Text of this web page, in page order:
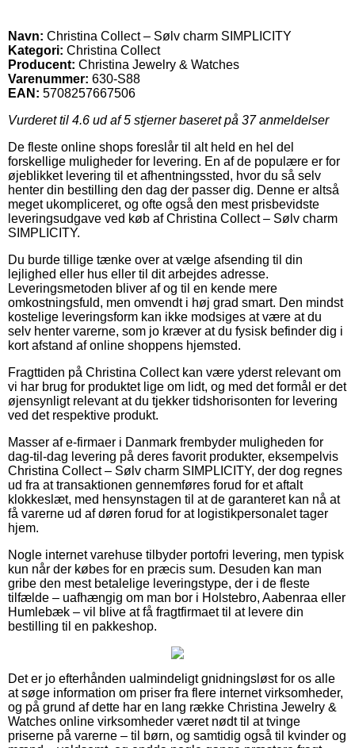
Navn: Christina Collect – Sølv charm SIMPLICITY
Kategori: Christina Collect
Producent: Christina Jewelry & Watches
Varenummer: 630-S88
EAN: 5708257667506
Vurderet til 4.6 ud af 5 stjerner baseret på 37anmeldelser
De fleste online shops foreslår til alt held en hel del
forskellige muligheder for levering. En af de populære er for
øjeblikket levering til et afhentningssted, hvor du så selv
henter din bestilling den dag der passer dig. Denne er altså
meget ukompliceret, og ofte også den mest prisbevidste
leveringsudgave ved køb af Christina Collect – Sølv charm
SIMPLICITY.
Du burde tillige tænke over at vælge afsending til din
lejlighed eller hus eller til dit arbejdes adresse.
Leveringsmetoden bliver af og til en kende mere
omkostningsfuld, men omvendt i høj grad smart. Den mindst
kostelige leveringsform kan ikke modsiges at være at du
selv henter varerne, som jo kræver at du fysisk befinder dig i
kort afstand af online shoppens hjemsted.
Fragttiden på Christina Collect kan være yderst relevant om
vi har brug for produktet lige om lidt, og med det formål er det
øjensynligt relevant at du tjekker tidshorisonten for levering
ved det respektive produkt.
Masser af e-firmaer i Danmark frembyder muligheden for
dag-til-dag levering på deres favorit produkter, eksempelvis
Christina Collect – Sølv charm SIMPLICITY, der dog regnes
ud fra at transaktionen gennemføres forud for et aftalt
klokkeslæt, med hensynstagen til at de garanteret kan nå at
få varerne ud af døren forud for at logistikpersonalet tager
hjem.
Nogle internet varehuse tilbyder portofri levering, men typisk
kun når der købes for en præcis sum. Desuden kan man
gribe den mest betalelige leveringstype, der i de fleste
tilfælde – uafhængig om man bor i Holstebro, Aabenraa eller
Humlebæk – vil blive at få fragtfirmaet til at levere din
bestilling til en pakkeshop.
Det er jo efterhånden ualmindeligt gnidningsløst for os alle
at søge information om priser fra flere internet virksomheder,
og på grund af dette har en lang række Christina Jewelry &
Watches online virksomheder været nødt til at tvinge
priserne på varerne – til børn, og samtidig også til kvinder og